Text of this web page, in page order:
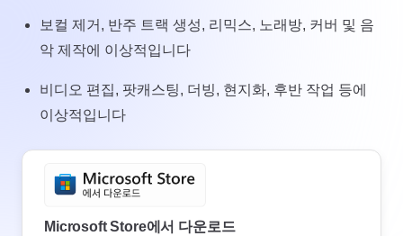
보컬 제거, 반주 트랙 생성, 리믹스, 노래방, 커버 및 음
악 제작에 이상적입니다
비디오 편집, 팟캐스팅, 더빙, 현지화, 후반 작업 등에
이상적입니다
Microsoft Store에서 다운로드